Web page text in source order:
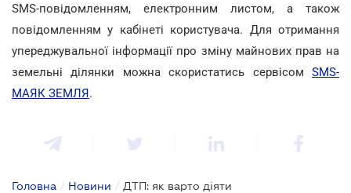
SMS-повідомленням, електронним листом, а також
повідомленням у кабінеті користувача. Для отримання
упереджувальної інформації про зміну майнових прав на
земельні ділянки можна скористатись сервісом SMS-
МАЯК ЗЕМЛЯ.
Головна / Новини / ДТП: як варто діяти